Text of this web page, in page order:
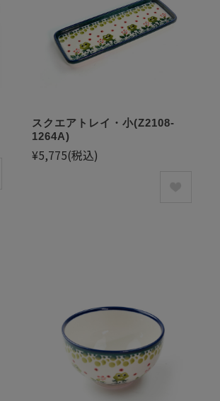
スクエアトレイ・小(Z2108-
1264A)
¥5,775(税込)